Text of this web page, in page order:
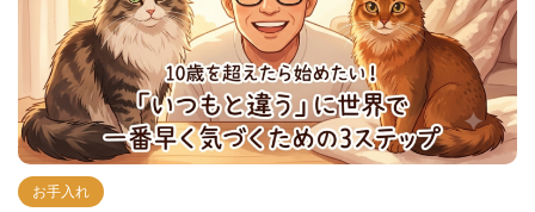
お手入れ